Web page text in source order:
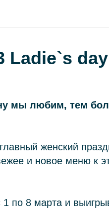
Ladie`s day
мы любим, тем
женский
и новое меню к
1 по 8 марта и